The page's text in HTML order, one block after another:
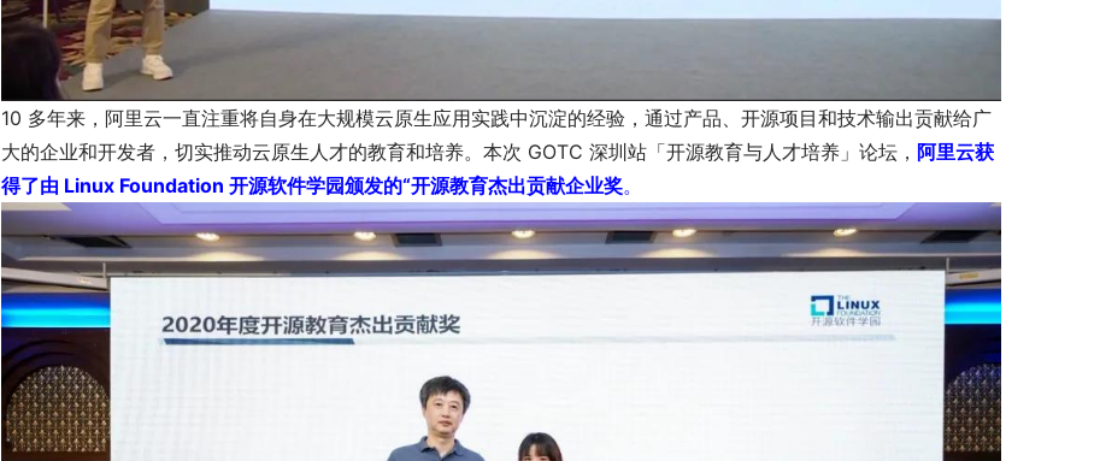
10 多年来，阿里云一直注重将自身在大规模云原生应用实践中沉淀的经验，通过产品、开源项目和技术输出贡献给广
大的企业和开发者，切实推动云原生人才的教育和培养。本次 GOTC 深圳站「开源教育与人才培养」论坛， 阿里云获
得了由 Linux Foundation 开源软件学园颁发的“开源教育杰出贡献企业奖。